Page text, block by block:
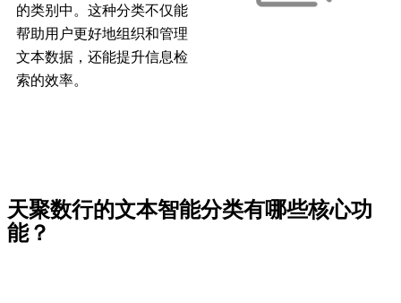
的类别中。这种分类不仅能
帮助用户更好地组织和管理
文本数据，还能提升信息检
索的效率。
天聚数行的文本智能分类有哪些核心功
能？